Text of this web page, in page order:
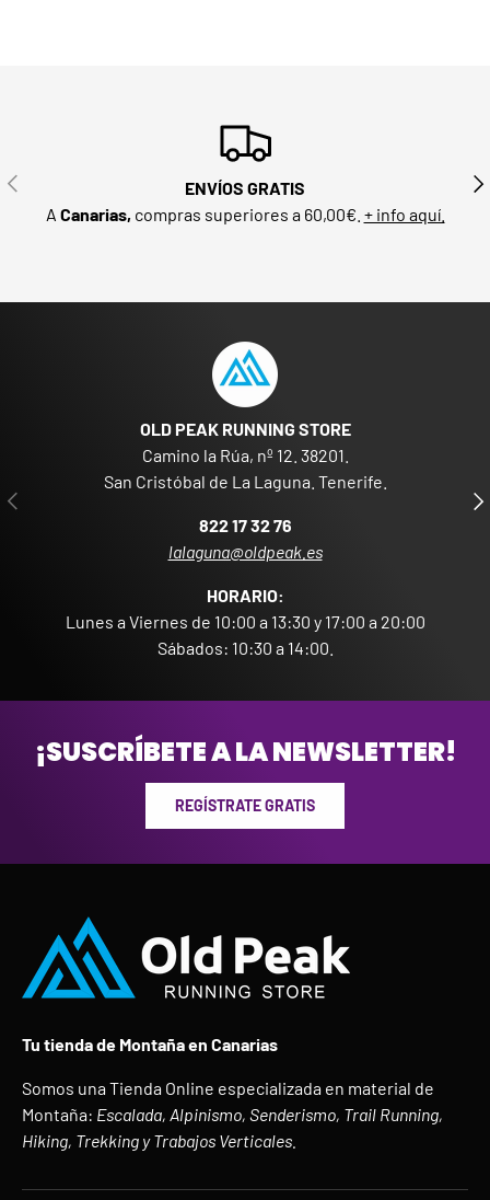
ANTERIOR
ENVÍOS GRATIS
A Canarias, compras superiores a 60,00€. + info aquí.
ANTERIOR
OLD PEAK RUNNING STORE
Camino la Rúa, nº 12. 38201.
San Cristóbal de La Laguna. Tenerife.
822 17 32 76
lalaguna@oldpeak.es
HORARIO:
Lunes a Viernes de 10:00 a 13:30 y 17:00 a 20:00
Sábados: 10:30 a 14:00.
¡SUSCRÍBETE A LA NEWSLETTER!
REGÍSTRATE GRATIS
Tu tienda de Montaña en Canarias
Somos una Tienda Online especializada en material de
Montaña: Escalada, Alpinismo, Senderismo, Trail Running,
Hiking, Trekking y Trabajos Verticales.